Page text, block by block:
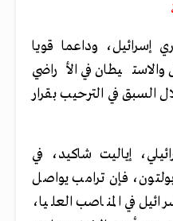
إسرائيل، وداعما قويا
والاستيطان في الأراضي
السبق في الترحيب بقرار
إياليت شاكيد، في
فإن ترامب يواصل
في المناصب العليا،